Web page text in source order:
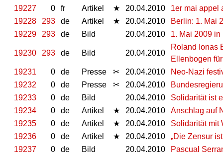
19227
0 fr Artikel ★ 20.04.2010
1er mai appel
19228
293 de Artikel ★ 20.04.2010
Berlin: 1. Mai
19229
293 de Bild 20.04.2010 1. Mai 2009 in
19230 293 de Bild 20.04.2010
Roland Ionas
Ellenbogen
19231
0 de Presse ✂ 20.04.2010
Neo-Nazi
19232
0 de Presse ✂ 20.04.2010
19233
0 de Bild 20.04.2010
Solidarität ist
19234
0 de Artikel ★ 20.04.2010
Anschlag auf
19235
0 de Artikel ★ 20.04.2010
Solidarität mit
19236
0 de Artikel ★ 20.04.2010
„Die Zensur
19237
0 de Bild 20.04.2010
Pascual